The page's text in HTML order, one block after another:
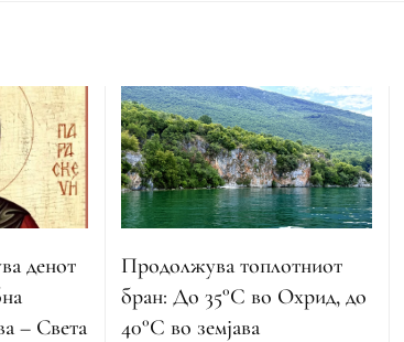
денот
– Света
Продолжува топлотниот
бран: До 35°C во Охрид, до
40°C во земјава